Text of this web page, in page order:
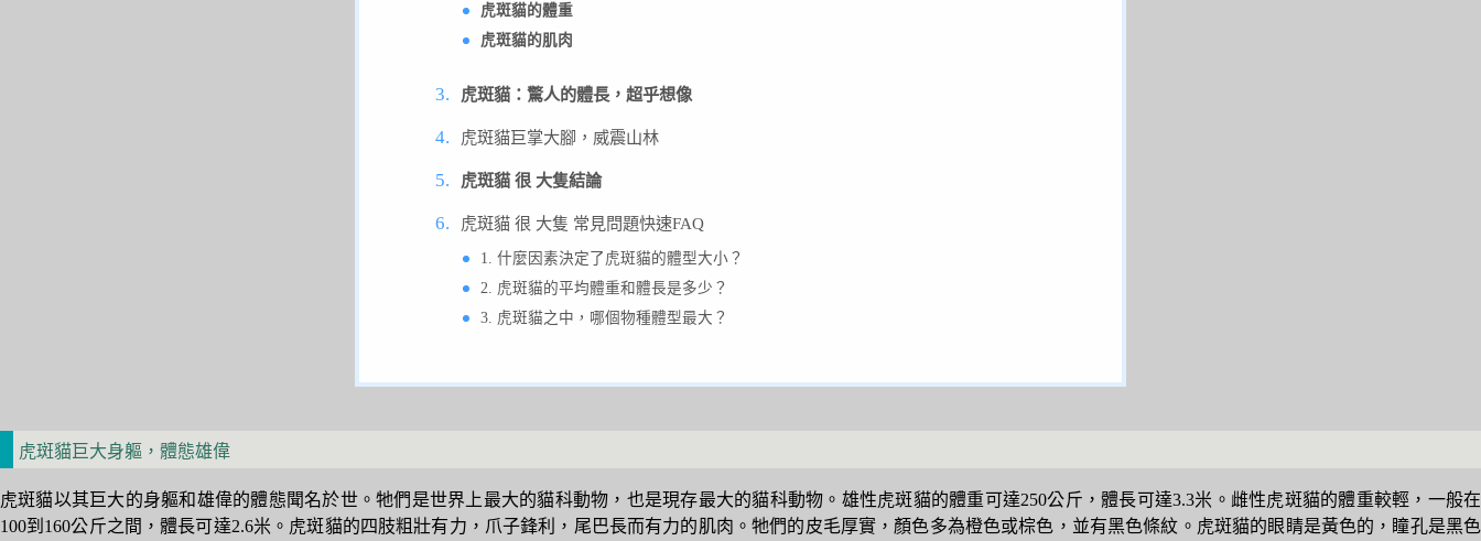
虎斑貓的體重
虎斑貓的肌肉
虎斑貓：驚人的體長，超乎想像
虎斑貓巨掌大腳，威震山林
虎斑貓 很 大隻結論
虎斑貓 很 大隻 常見問題快速FAQ
1. 什麼因素決定了虎斑貓的體型大小？
2. 虎斑貓的平均體重和體長是多少？
3. 虎斑貓之中，哪個物種體型最大？
虎斑貓巨大身軀，體態雄偉
虎斑貓以其巨大的身軀和雄偉的體態聞名於世。牠們是世界上最大的貓科動物，也是現存最大的貓科動物。雄性虎斑貓的體重可達250公斤，體長可達3.3米。雌性虎斑貓的體重較輕，一般在
100到160公斤之間，體長可達2.6米。虎斑貓的四肢粗壯有力，爪子鋒利，尾巴長而有力的肌肉。牠們的皮毛厚實，顏色多為橙色或棕色，並有黑色條紋。虎斑貓的眼睛是黃色的，瞳孔是黑色